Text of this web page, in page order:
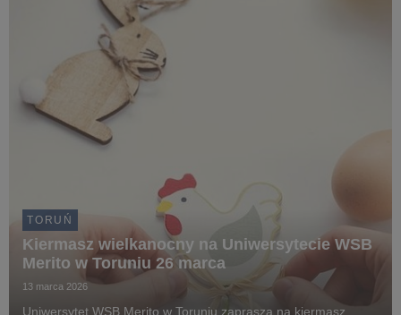
TORUŃ
Kiermasz wielkanocny na Uniwersytecie WSB
Merito w Toruniu 26 marca
13 marca 2026
Uniwersytet WSB Merito w Toruniu zaprasza na kiermasz